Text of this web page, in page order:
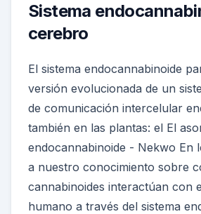
Sistema
cerebro
El sistema endocannabinoide
versión evolucionada de un
de comunicación intercelular
también en las plantas: el El
endocannabinoide - Nekwo En
a nuestro conocimiento sobre
cannabinoides interactúan con
humano a través del sistema